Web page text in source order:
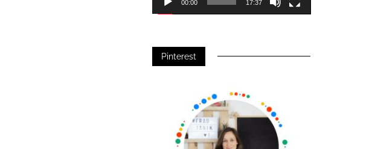
00:00 17:37
Pinterest